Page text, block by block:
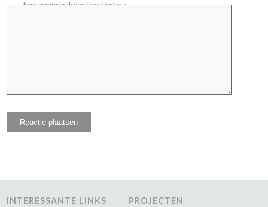
keer wanneer ik een reactie plaats.
INTERESSANTE LINKS PROJECTEN